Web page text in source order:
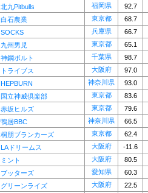
北九Pitbulls 福岡県
92.7
白石農業 東京都
68.7
SOCKS 兵庫県
66.7
九州男児 東京都
65.1
神鋼ボルト 千葉県
98.7
トライブス 大阪府
97.0
HEPBURN 神奈川県
93.0
国立神威倶楽部 東京都
83.6
赤坂ヒルズ 東京都
79.6
鴨居BBC 神奈川県
66.5
桐朋ブランカーズ 東京都
62.4
LAドリームス 大阪府
-11.6
ミント 大阪府
80.5
ブッターズ 愛知県
60.3
グリーンライズ 大阪府
22.5